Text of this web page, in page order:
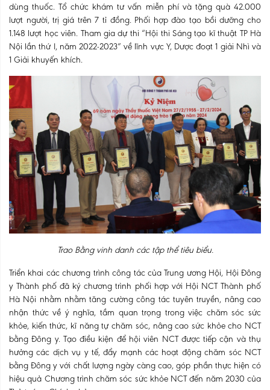
dùng thuốc. Tổ chức khám tư vấn miễn phí và tặng quà 42.000
lượt người, trị giá trên 7 tỉ đồng. Phối hợp đào tạo bồi dưỡng cho
1.148 lượt học viên. Tham gia dự thi “Hội thi Sáng tạo kĩ thuật TP Hà
Nội lần thứ I, năm 2022-2023” về lĩnh vực Y, Dược đoạt 1 giải Nhì và
1 Giải khuyến khích.
Trao Bằng vinh danh các tập thể tiêu biểu.
Triển khai các chương trình công tác của Trung ương Hội, Hội Đông
y Thành phố đã ký chương trình phối hợp với Hội NCT Thành phố
Hà Nội nhằm nhằm tăng cường công tác tuyên truyền, nâng cao
nhận thức về ý nghĩa, tầm quan trọng trong việc chăm sóc sức
khỏe, kiến thức, kĩ năng tự chăm sóc, nâng cao sức khỏe cho NCT
bằng Đông y. Tạo điều kiện để hội viên NCT được tiếp cận và thụ
hưởng các dịch vụ y tế, đẩy mạnh các hoạt động chăm sóc NCT
bằng Đông y với chất lượng ngày càng cao, góp phần thực hiện có
hiệu quả Chương trình chăm sóc sức khỏe NCT đến năm 2030 của